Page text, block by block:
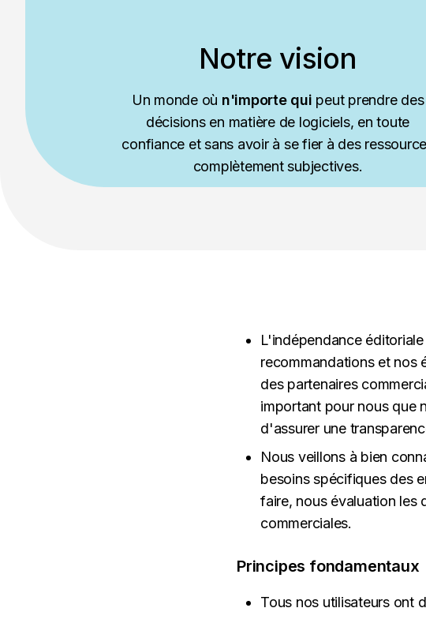
Notre vision
Un monde où n'importe qui peut prendre des
décisions en matière de logiciels, en toute
confiance et sans avoir à se fier à des
complètement subjectives.
L'indépendance
recommandations et nos
des partenaires
important pour nous que
d'assurer une
Nous veillons à bien
besoins spécifiques des
faire, nous évaluation les
commerciales.
Principes fondamentaux
Tous nos utilisateurs ont